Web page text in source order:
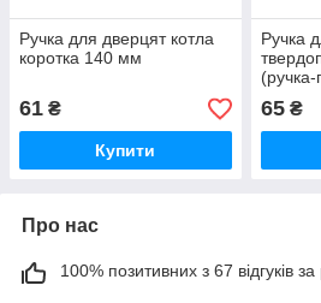
Ручка для дверцят котла
коротка 140 мм
61 ₴
Купити
Ручка
(ручка-
65₴
Про нас
100% позитивних з 67 відгуків за